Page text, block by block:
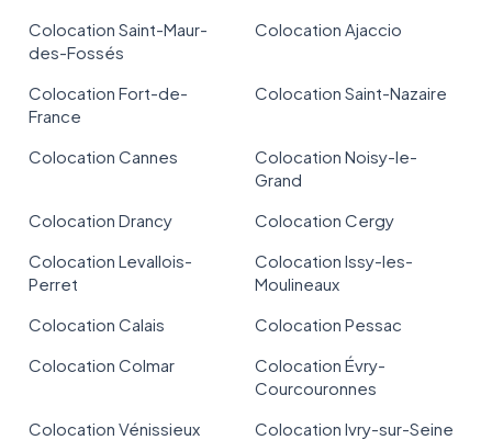
Colocation Saint-Maur-
des-Fossés
Colocation Ajaccio
Colocation Fort-de-
France
Colocation Saint-Nazaire
Colocation Cannes
Colocation Noisy-le-
Grand
Colocation Drancy
Colocation Cergy
Colocation Levallois-
Perret
Colocation Issy-les-
Moulineaux
Colocation Calais
Colocation Pessac
Colocation Colmar
Colocation Évry-
Courcouronnes
Colocation Vénissieux
Colocation Ivry-sur-Seine